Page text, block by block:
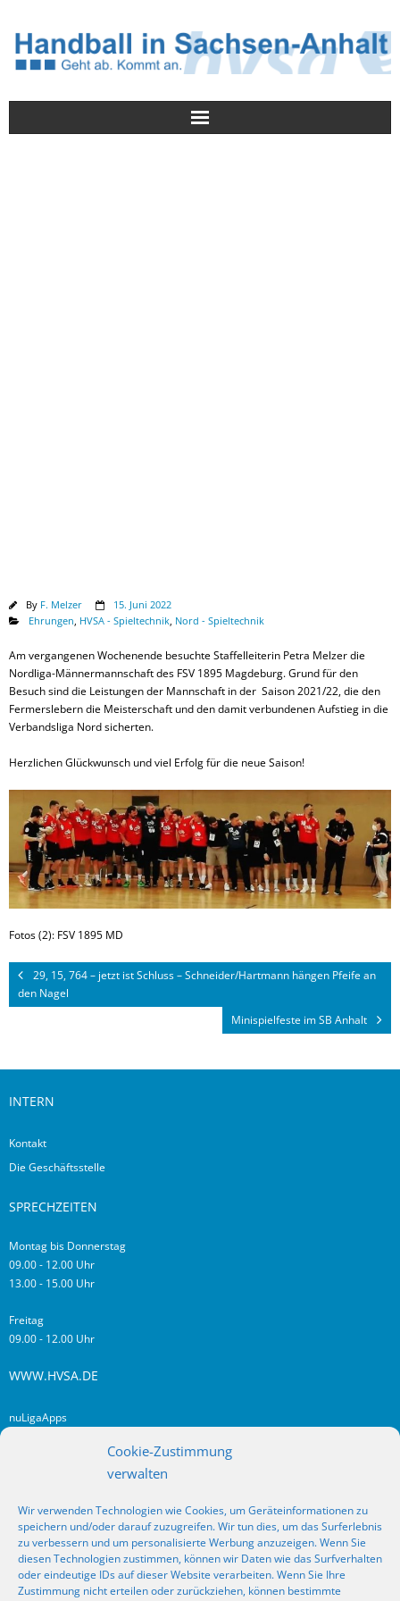
Cookie-Zustimmung
verwalten
Wir verwenden Technologien wie Cookies, um Geräteinformationen zu
speichern und/oder darauf zuzugreifen. Wir tun dies, um das Surferlebnis
zu verbessern und um personalisierte Werbung anzuzeigen. Wenn Sie
diesen Technologien zustimmen, können wir Daten wie das Surfverhalten
oder eindeutige IDs auf dieser Website verarbeiten. Wenn Sie Ihre
Zustimmung nicht erteilen oder zurückziehen, können bestimmte
By F. Melzer
15. Juni 2022
Ehrungen HVSA - Spieltechnik Nord - Spieltechnik
Am vergangenen Wochenende besuchte Staffelleiterin Petra Melzer die
Nordliga-Männermannschaft des FSV 1895 Magdeburg. Grund für den
Besuch sind die Leistungen der Mannschaft in der Saison 2021/22, die den
Fermerslebern die Meisterschaft und den damit verbundenen Aufstieg in die
Verbandsliga Nord sicherten.
Herzlichen Glückwunsch und viel Erfolg für die neue Saison!
Fotos (2): FSV 1895 MD
29, 15, 764 – jetzt ist Schluss – Schneider/Hartmann hängen Pfeife an
den Nagel
Minispielfeste im SB Anhalt
INTERN
Kontakt
Die Geschäftsstelle
SPRECHZEITEN
Montag bis Donnerstag
09.00 - 12.00 Uhr
13.00 - 15.00 Uhr
Freitag
09.00 - 12.00 Uhr
WWW.HVSA.DE
nuLigaApps
RSS
Fragen? Kontakt!
SOCIAL MEDIA